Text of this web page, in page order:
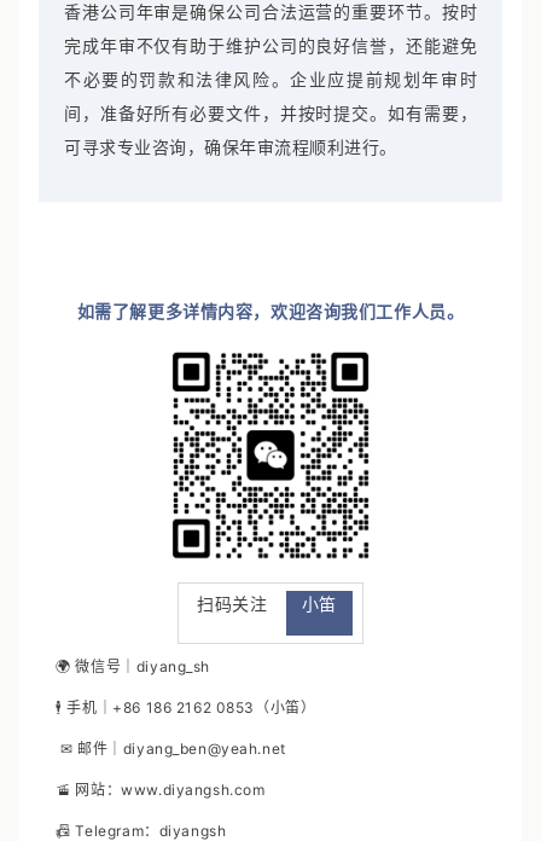
香港公司年审是确保公司合法运营的重要环节。按时
完成年审不仅有助于维护公司的良好信誉，还能避免
不必要的罚款和法律风险。企业应提前规划年审时
间，准备好所有必要文件，并按时提交。如有需要，
可寻求专业咨询，确保年审流程顺利进行。
如需了解更多详情内容，欢迎咨询我们工作人员。
扫码关注 小笛
🌍 微信号｜diyang_sh
🕴 手机｜+86 186 2162 0853（小笛）
✉ 邮件｜diyang_ben@yeah.net
🚡 网站：www.diyangsh.com
📠 Telegram：diyangsh